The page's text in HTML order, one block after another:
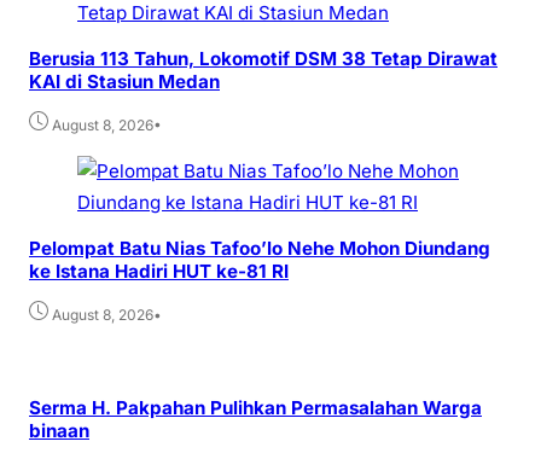
Berusia 113 Tahun, Lokomotif DSM 38 Tetap Dirawat
KAI di Stasiun Medan
August 8, 2026•
Pelompat Batu Nias Tafoo’lo Nehe Mohon Diundang
ke Istana Hadiri HUT ke-81 RI
August 8, 2026•
Serma H. Pakpahan Pulihkan Permasalahan Warga
binaan